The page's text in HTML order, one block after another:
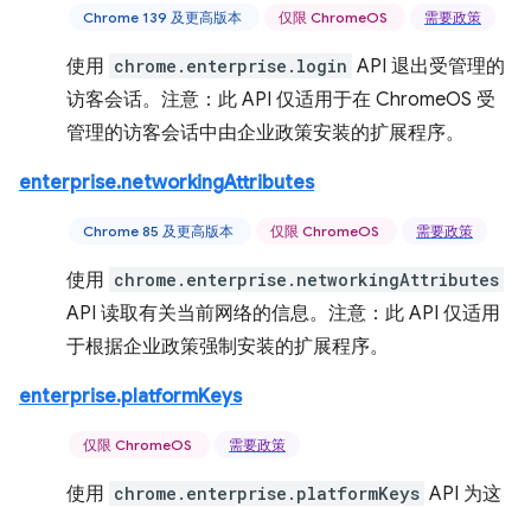
Chrome 139 及更高版本 仅限 ChromeOS 需要政策
使用 chrome.enterprise.login API 退出受管理的
访客会话。注意：此 API 仅适用于在 ChromeOS 受
管理的访客会话中由企业政策安装的扩展程序。
enterprise.networkingAttributes
Chrome 85 及更高版本 仅限 ChromeOS 需要政策
使用 chrome.enterprise.networkingAttributes
API 读取有关当前网络的信息。注意：此 API 仅适用
于根据企业政策强制安装的扩展程序。
enterprise.platformKeys
仅限 ChromeOS 需要政策
使用 chrome.enterprise.platformKeys API 为这